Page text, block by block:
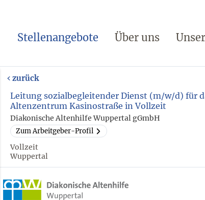
Stellenangebote Über uns
zurück
Leitung sozialbegleitender Dienst (m/w/d) für
Altenzentrum Kasinostraße in Vollzeit
Diakonische Altenhilfe Wuppertal gGmbH
Zum Arbeitgeber-Profil
Vollzeit
Wuppertal